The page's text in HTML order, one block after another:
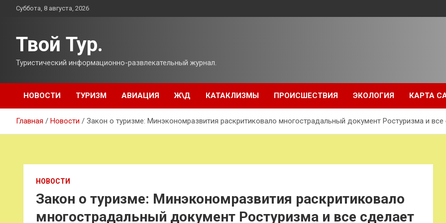
ПерейтиСуббота, 8 августа, 2026
Твой Тур.
Туристический информационно-развлекательный журнал.
НОВОСТИ ТУРИЗМ АВИАЦИЯ Ж\Д КАТАКЛИЗМЫ ПРОИСШЕСТВИЯ ЭКОЛОГИЯ КАРТА
Главная Новости Закон о туризме: Минэкономразвития раскритиковало многострадальный документ Ростуризма и
НОВОСТИ
Закон о туризме: Минэкономразвития раскритиковало
многострадальный документ Ростуризма и все сделает